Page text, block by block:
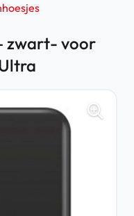
zwart- voor